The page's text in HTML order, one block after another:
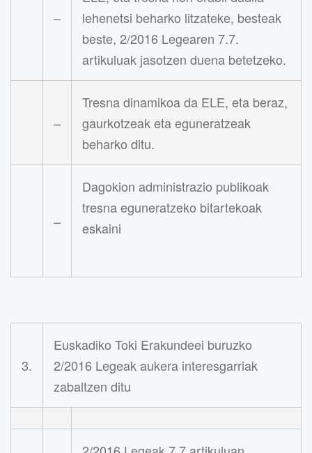
–
lehenetsi beharko litzateke, besteak
beste, 2/2016 Legearen 7.7.
artikuluak jasotzen duena betetzeko.
–
Tresna dinamikoa da ELE, eta beraz,
gaurkotzeak eta eguneratzeak
beharko ditu.
–
Dagokion administrazio publikoak
tresna eguneratzeko bitartekoak
eskaini
3.
Euskadiko Toki Erakundeei buruzko
2/2016 Legeak aukera interesgarriak
zabaltzen ditu